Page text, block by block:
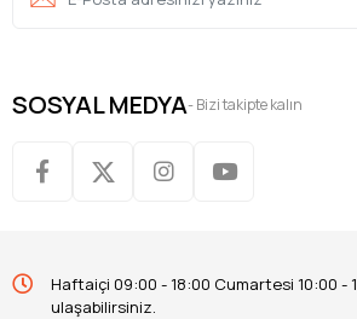
SOSYAL MEDYA- Bizi takipte kalın
Haftaiçi 09:00 - 18:00 Cumartesi 10:00 -
ulaşabilirsiniz.